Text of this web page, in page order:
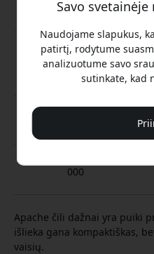
000
Purple
Pepper
10 000-30
000
Mažas
Thai
50 000-
000
Apache čili dažnai yra puiki
išlieka gana kompaktiškas,
vaisių.
Savo
Naudojame slapukus,
patirtį, rodytume
analizuotume savo
sutinkate, kad